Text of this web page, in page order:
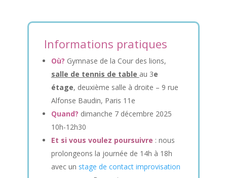
Informations pratiques
Où? Gymnase de la Cour des lions,
salle de tennis de table au 3e
étage, deuxième salle à droite – 9 rue
Alfonse Baudin, Paris 11e
Quand? dimanche 7 décembre 2025
10h-12h30
Et si vous voulez poursuivre : nous
prolongeons la journée de 14h à 18h
avec un stage de contact improvisation